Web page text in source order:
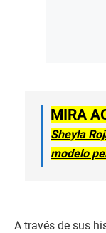
MIRA
Sheyla
modelo
A través de sus